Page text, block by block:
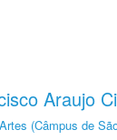
Araujo
(Câmpus de